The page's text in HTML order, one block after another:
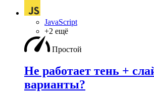
JavaScript
+2 ещё
Простой
Не работает тень +
варианты?